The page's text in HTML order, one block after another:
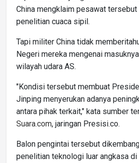
China mengklaim pesawat tersebut
penelitian cuaca sipil.
Tapi militer China tidak
Negeri mereka mengenai
wilayah udara AS.
"Kondisi tersebut membuat
Jinping menyerukan adanya
antara pihak terkait," kata sumber
Suara.com, jaringan Presisi.co.
Balon pengintai tersebut
penelitian teknologi luar angkasa